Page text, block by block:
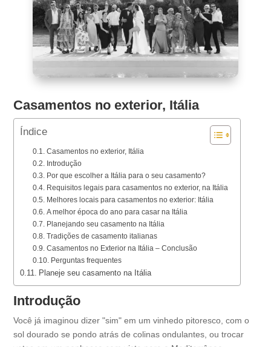
Casamentos no exterior, Itália
Índice
Casamentos no exterior, Itália
Introdução
Por que escolher a Itália para o seu casamento?
Requisitos legais para casamentos no exterior, na Itália
Melhores locais para casamentos no exterior: Itália
A melhor época do ano para casar na Itália
Planejando seu casamento na Itália
Tradições de casamento italianas
Casamentos no Exterior na Itália – Conclusão
Perguntas frequentes
Planeje seu casamento na Itália
Introdução
Você já imaginou dizer "sim" em um vinhedo pitoresco, com o
sol dourado se pondo atrás de colinas ondulantes, ou trocar